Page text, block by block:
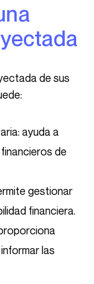
ayuda a
de
gestionar
financiera.
las